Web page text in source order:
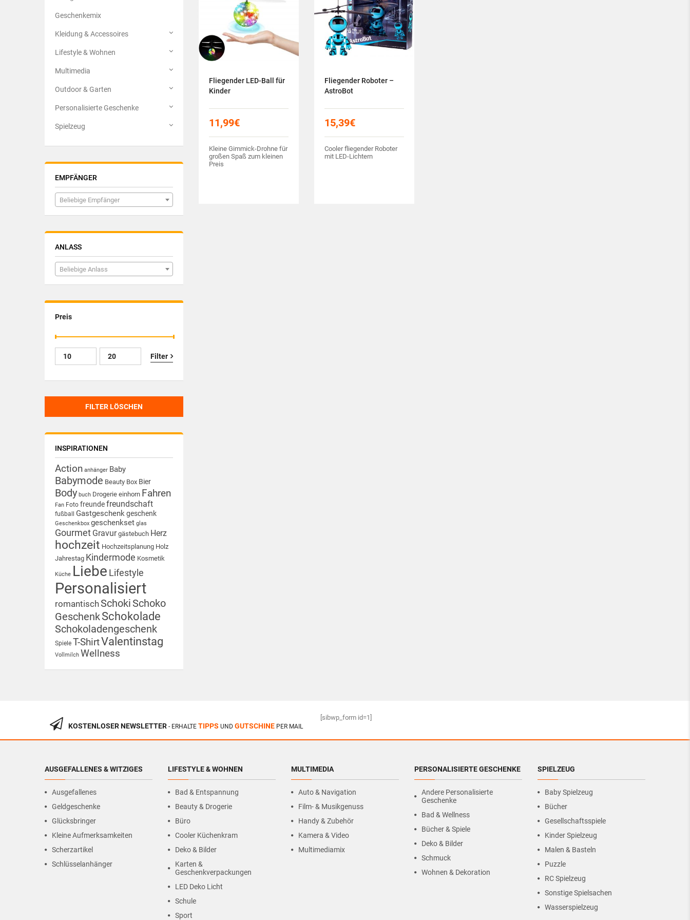
Geschenkemix
Kleidung & Accessoires
Lifestyle & Wohnen
Multimedia
Outdoor & Garten
Personalisierte Geschenke
Spielzeug
EMPFÄNGER
Beliebige Empfänger
ANLASS
Beliebige Anlass
Preis
Filter
FILTER LÖSCHEN
INSPIRATIONEN
Action anhänger Baby
Babymode Beauty Box Bier
Body buch Drogerie einhorn Fahren
Fan Foto freundefreundschaft
fußball Gastgeschenkgeschenk
Geschenkbox geschenkset glas
Gourmet Gravur gästebuch Herz
hochzeit Hochzeitsplanung Holz
Jahrestag Kindermode Kosmetik
Küche Liebe Lifestyle
Personalisiert
romantisch Schoki Schoko
GeschenkSchokolade
Schokoladengeschenk
Spiele T-ShirtValentinstag
Vollmilch Wellness
Fliegender LED-Ball für
Kinder
11,99€
Kleine Gimmick-Drohne für
großen Spaß zum kleinen
Preis
Fliegender Roboter –
AstroBot
15,39€
Cooler fliegender Roboter
mit LED-Lichtern
KOSTENLOSER NEWSLETTER - ERHALTE TIPPS UND GUTSCHINE PER MAIL
[sibwp_form id=1]
AUSGEFALLENES & WITZIGES
Ausgefallenes
Geldgeschenke
Glücksbringer
Kleine Aufmerksamkeiten
Scherzartikel
Schlüsselanhänger
LIFESTYLE & WOHNEN
Bad & Entspannung
Beauty & Drogerie
Büro
Cooler Küchenkram
Deko & Bilder
Karten &
Geschenkverpackungen
LED Deko Licht
Schule
Sport
MULTIMEDIA
Auto & Navigation
Film- & Musikgenuss
Handy & Zubehör
Kamera & Video
Multimediamix
PERSONALISIERTE GESCHENKE
Andere Personalisierte
Geschenke
Bad & Wellness
Bücher & Spiele
Deko & Bilder
Schmuck
Wohnen & Dekoration
SPIELZEUG
Baby Spielzeug
Bücher
Gesellschaftsspiele
Kinder Spielzeug
Malen & Basteln
Puzzle
RC Spielzeug
Sonstige Spielsachen
Wasserspielzeug